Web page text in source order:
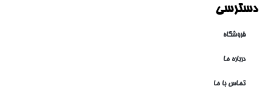
دسترسی
فروشگاه
درباره ما
تماس با ما